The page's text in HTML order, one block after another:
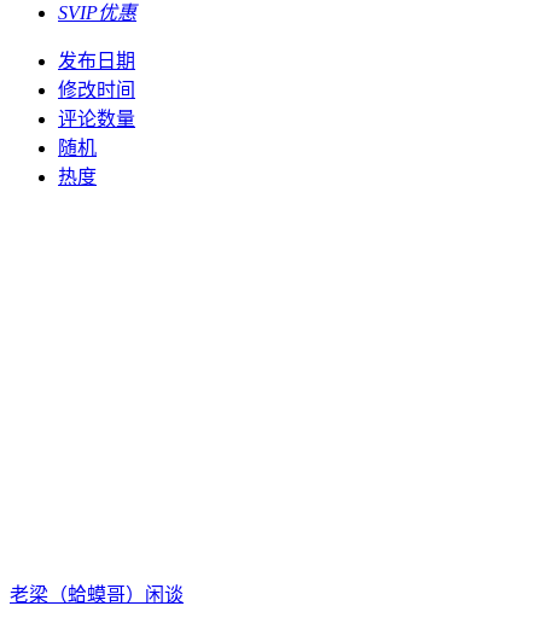
SVIP优惠
发布日期
修改时间
评论数量
随机
热度
老梁（蛤蟆哥） 闲谈